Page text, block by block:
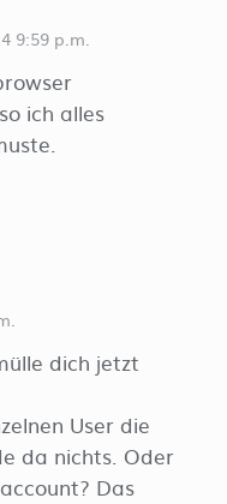
9:59 p.m.
ich alles
dich jetzt
User die
da nichts. Oder
Das